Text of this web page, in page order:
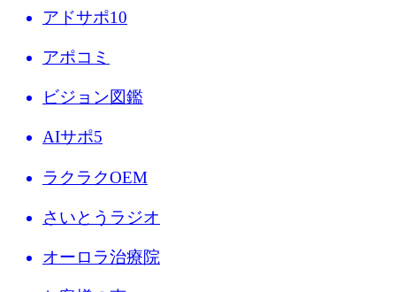
アドサポ10
アポコミ
ビジョン図鑑
AIサポ5
ラクラクOEM
さいとうラジオ
オーロラ治療院